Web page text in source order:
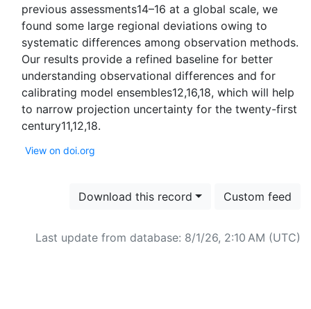
previous assessments14–16 at a global scale, we
found some large regional deviations owing to
systematic differences among observation methods.
Our results provide a refined baseline for better
understanding observational differences and for
calibrating model ensembles12,16,18, which will help
to narrow projection uncertainty for the twenty-first
View on doi.org
Download this record Custom feed
Last update from database: 8/1/26, 2:10 AM (UTC)